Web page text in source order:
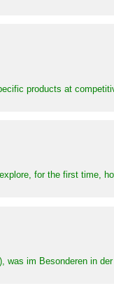
products at
for the first time,
was im Besonderen in